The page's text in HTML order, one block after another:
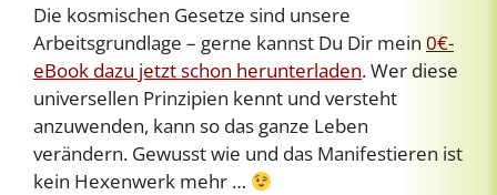
Die kosmischen Gesetze sind unsere
Arbeitsgrundlage – gerne kannst Du Dir mein 0€-
eBook dazu jetzt schon herunterladen. Wer diese
universellen Prinzipien kennt und versteht
anzuwenden, kann so das ganze Leben
verändern. Gewusst wie und das Manifestieren ist
kein Hexenwerk mehr …